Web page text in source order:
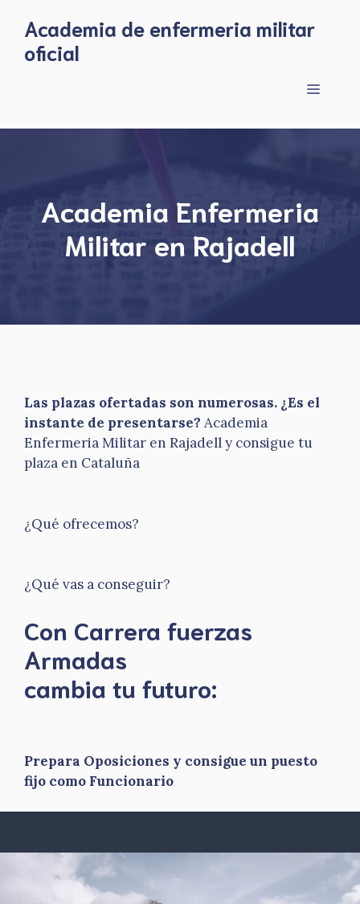
content
Academia de enfermeria militar
oficial
Menu
Academia Enfermeria
Militar en Rajadell
Las plazas ofertadas son numerosas. ¿Es el
instante de presentarse? Academia
Enfermeria Militar en Rajadell y consigue tu
plaza en Cataluña
¿Qué ofrecemos?
¿Qué vas a conseguir?
Con Carrera fuerzas
Armadas
​cambia tu futuro:
Prepara Oposiciones y consigue un puesto
fijo como Funcionario